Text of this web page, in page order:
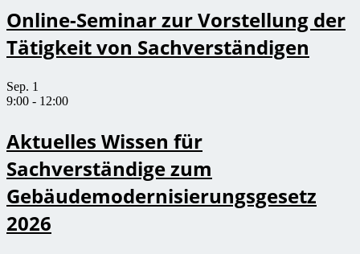
Online-Seminar zur Vorstellung der
Tätigkeit von Sachverständigen
Sep. 1
9:00 - 12:00
Aktuelles Wissen für
Sachverständige zum
Gebäudemodernisierungsgesetz
2026